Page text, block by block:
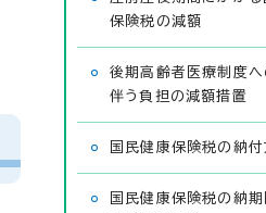
保険税の減額
後期高齢者医療制度へ
伴う負担の減額措置
国民健康保険税の納付
国民健康保険税の納期